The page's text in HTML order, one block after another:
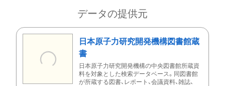
データの提供元
日本原子力研究開発機構図書館蔵
書
日本原子力研究開発機構の中央図書館所蔵資
料を対象とした検索データベース。同図書館
が所蔵する図書、レポート、会議資料、雑誌、